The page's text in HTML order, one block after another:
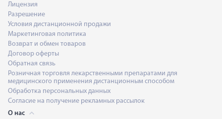
Лицензия
Разрешение
Условия дистанционной продажи
Маркетинговая политика
Возврат и обмен товаров
Договор оферты
Обратная связь
Розничная торговля лекарственными препаратами для
медицинского применения дистанционным способом
Обработка персональных данных
Согласие на получение рекламных рассылок
О нас